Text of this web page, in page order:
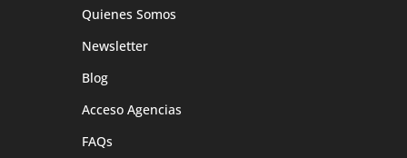
Quienes Somos
Newsletter
Blog
Acceso Agencias
FAQs